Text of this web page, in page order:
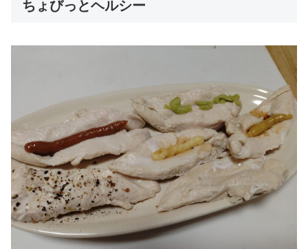
ちょびっとヘルシー